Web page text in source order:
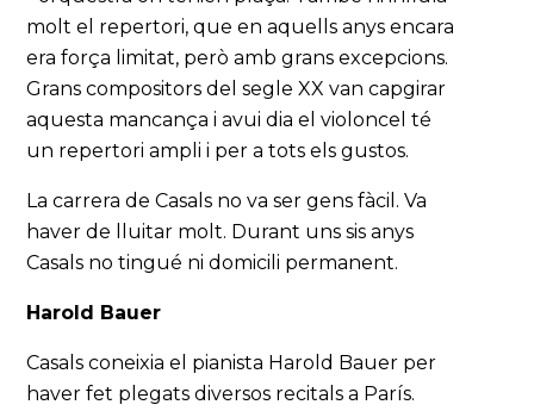
molt el repertori, que en aquells anys encara
era força limitat, però amb grans excepcions.
Grans compositors del segle XX van capgirar
aquesta mancança i avui dia el violoncel té
un repertori ampli i per a tots els gustos.
La carrera de Casals no va ser gens fàcil. Va
haver de lluitar molt. Durant uns sis anys
Casals no tingué ni domicili permanent.
Harold Bauer
Casals coneixia el pianista Harold Bauer per
haver fet plegats diversos recitals a París.